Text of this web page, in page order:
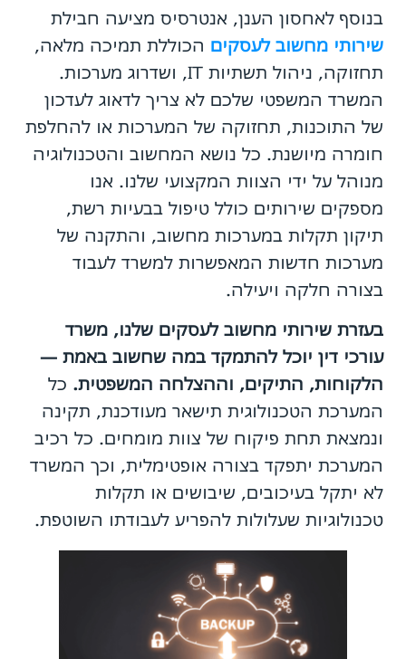
בנוסף לאחסון הענן, אנטרסיס מציעה חבילת
שירותי מחשוב לעסקים הכוללת תמיכה מלאה,
תחזוקה, ניהול תשתיות IT, ושדרוג מערכות.
המשרד המשפטי שלכם לא צריך לדאוג לעדכון
של התוכנות, תחזוקה של המערכות או להחלפת
חומרה מיושנת. כל נושא המחשוב והטכנולוגיה
מנוהל על ידי הצוות המקצועי שלנו. אנו
מספקים שירותים כולל טיפול בבעיות רשת,
תיקון תקלות במערכות מחשוב, והתקנה של
מערכות חדשות המאפשרות למשרד לעבוד
בצורה חלקה ויעילה.
בעזרת שירותי מחשוב לעסקים שלנו, משרד
עורכי דין יוכל להתמקד במה שחשוב באמת —
הלקוחות, התיקים, וההצלחה המשפטית. כל
המערכת הטכנולוגית תישאר מעודכנת, תקינה
ונמצאת תחת פיקוח של צוות מומחים. כל רכיב
המערכת יתפקד בצורה אופטימלית, וכך המשרד
לא יתקל בעיכובים, שיבושים או תקלות
טכנולוגיות שעלולות להפריע לעבודתו השוטפת.